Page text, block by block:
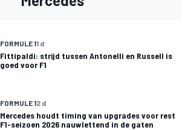
FORMULE 11 d
Fittipaldi: strijd tussen Antonelli en Russell is
goed voor F1
FORMULE 12 d
Mercedes houdt timing van upgrades voor rest
F1-seizoen 2026 nauwlettend in de gaten